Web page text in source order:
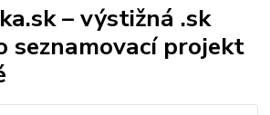
– výstižná .sk
seznamovací projekt